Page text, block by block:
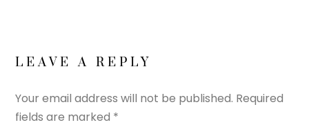
LEAVE A REPLY
Your email address will not be published. Required
fields are marked *